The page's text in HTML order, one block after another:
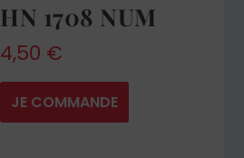
HN 1708 NUM
4,50 €
JE COMMANDE